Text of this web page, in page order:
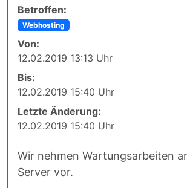
Betroffen:
Webhosting
Von:
12.02.2019 13:13 Uhr
Bis:
12.02.2019 15:40 Uhr
Letzte Änderung:
12.02.2019 15:40 Uhr
Wir nehmen Wartungsarbeiten
Server vor.